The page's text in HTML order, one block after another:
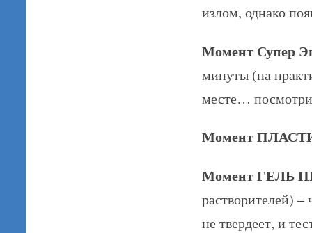
излом, однако
Момент Супер
минуты (на
месте…
Момент
Момент ГЕЛЬ
растворителей)
не твердеет, и